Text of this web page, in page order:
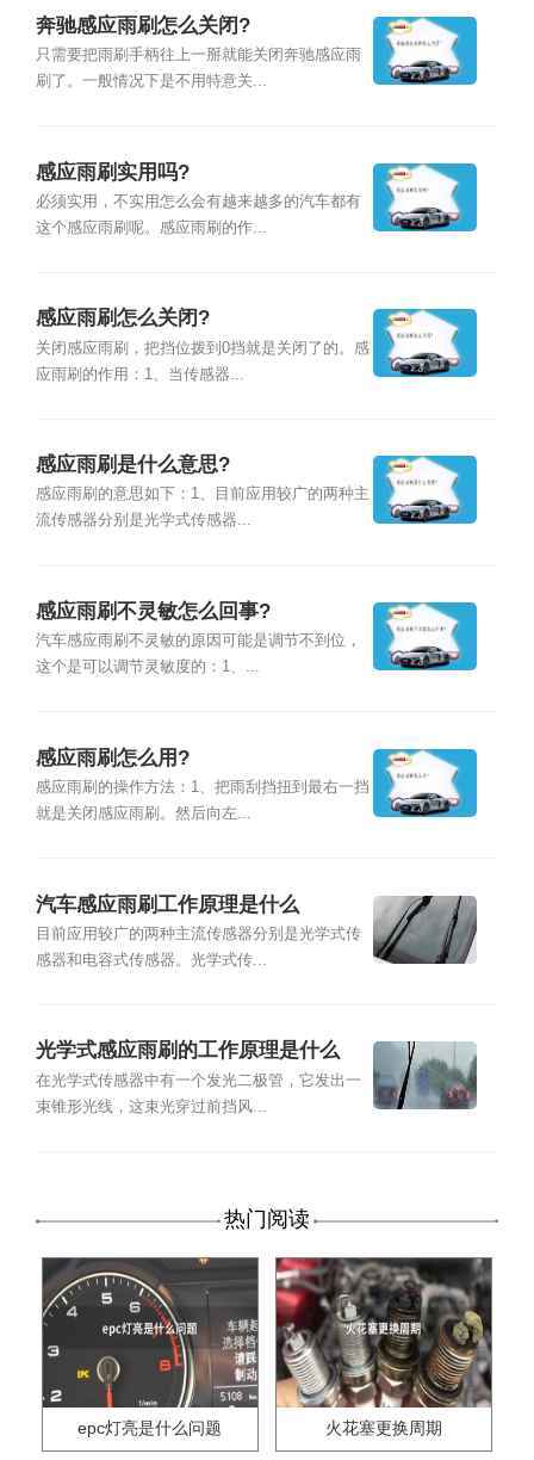
奔驰感应雨刷怎么关闭?
只需要把雨刷手柄往上一掰就能关闭奔驰感应雨
刷了。一般情况下是不用特意关...
感应雨刷实用吗?
必须实用，不实用怎么会有越来越多的汽车都有
这个感应雨刷呢。感应雨刷的作...
感应雨刷怎么关闭?
关闭感应雨刷，把挡位拨到0挡就是关闭了的。感
应雨刷的作用：1、当传感器...
感应雨刷是什么意思?
感应雨刷的意思如下：1、目前应用较广的两种主
流传感器分别是光学式传感器...
感应雨刷不灵敏怎么回事?
汽车感应雨刷不灵敏的原因可能是调节不到位，
这个是可以调节灵敏度的：1、...
感应雨刷怎么用?
感应雨刷的操作方法：1、把雨刮挡扭到最右一挡
就是关闭感应雨刷。然后向左...
汽车感应雨刷工作原理是什么
目前应用较广的两种主流传感器分别是光学式传
感器和电容式传感器。光学式传...
光学式感应雨刷的工作原理是什么
在光学式传感器中有一个发光二极管，它发出一
束锥形光线，这束光穿过前挡风...
热门阅读
epc灯亮是什么问题 火花塞更换周期